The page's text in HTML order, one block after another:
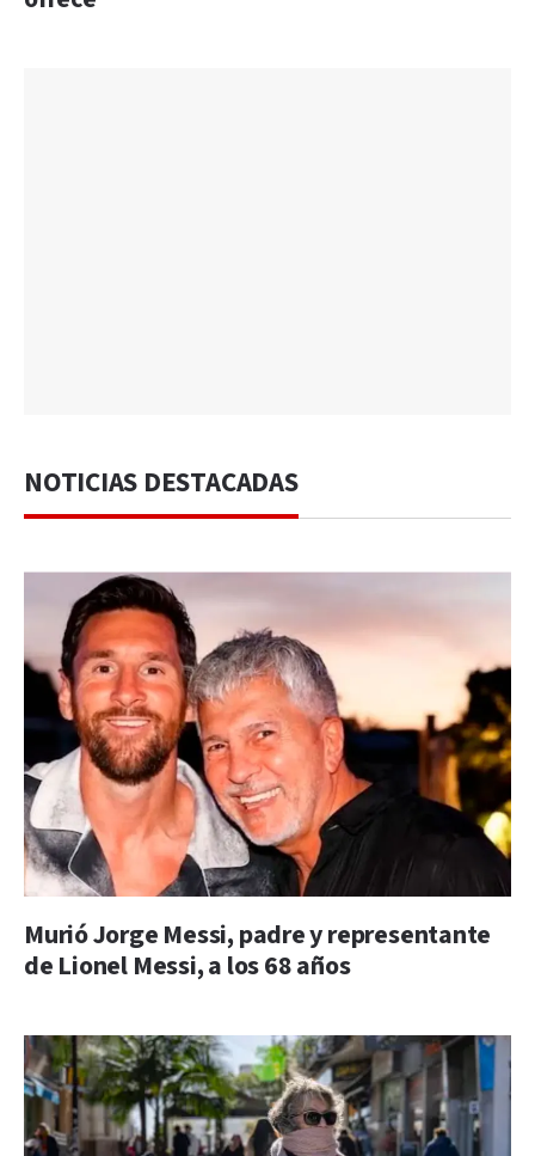
NOTICIAS DESTACADAS
Murió Jorge Messi, padre y representante
de Lionel Messi, a los 68 años